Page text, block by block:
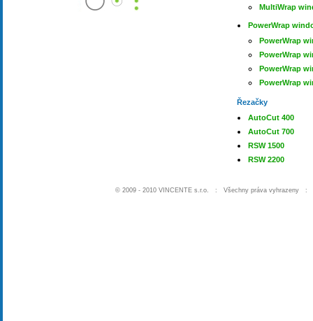
MultiWrap
PowerWrap
PowerWrap
PowerWrap
PowerWrap
PowerWrap
Řezačky
AutoCut 400
AutoCut 700
RSW 1500
RSW 2200
© 2009 - 2010 VINCENTE s.r.o. : Všechny práva vyhrazeny :